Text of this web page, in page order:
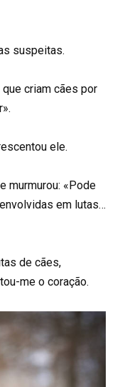
suspeitas.
criam cães por
ele.
murmurou: «Pode
em lutas…
de cães,
me o coração.